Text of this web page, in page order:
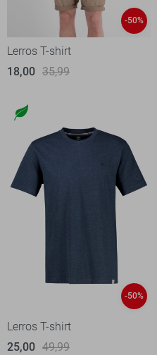
-50%
Lerros T-shirt
18,00 35,99
-50%
Lerros T-shirt
25,00 49,99